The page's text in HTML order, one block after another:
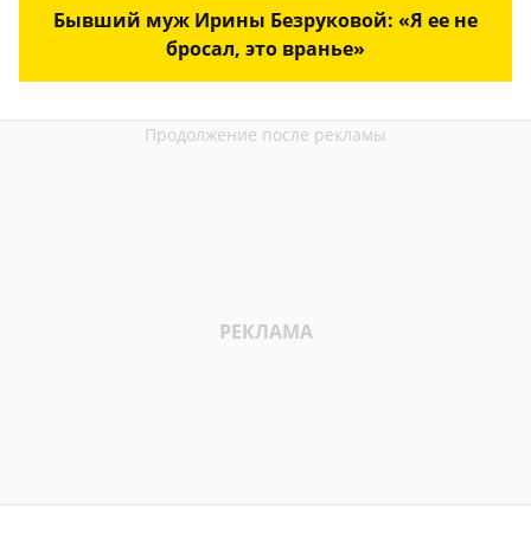
Бывший муж Ирины Безруковой: «Я ее не
бросал, это вранье»